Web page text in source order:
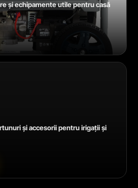
și echipamente utile pentru casă
și accesorii pentru irigații și